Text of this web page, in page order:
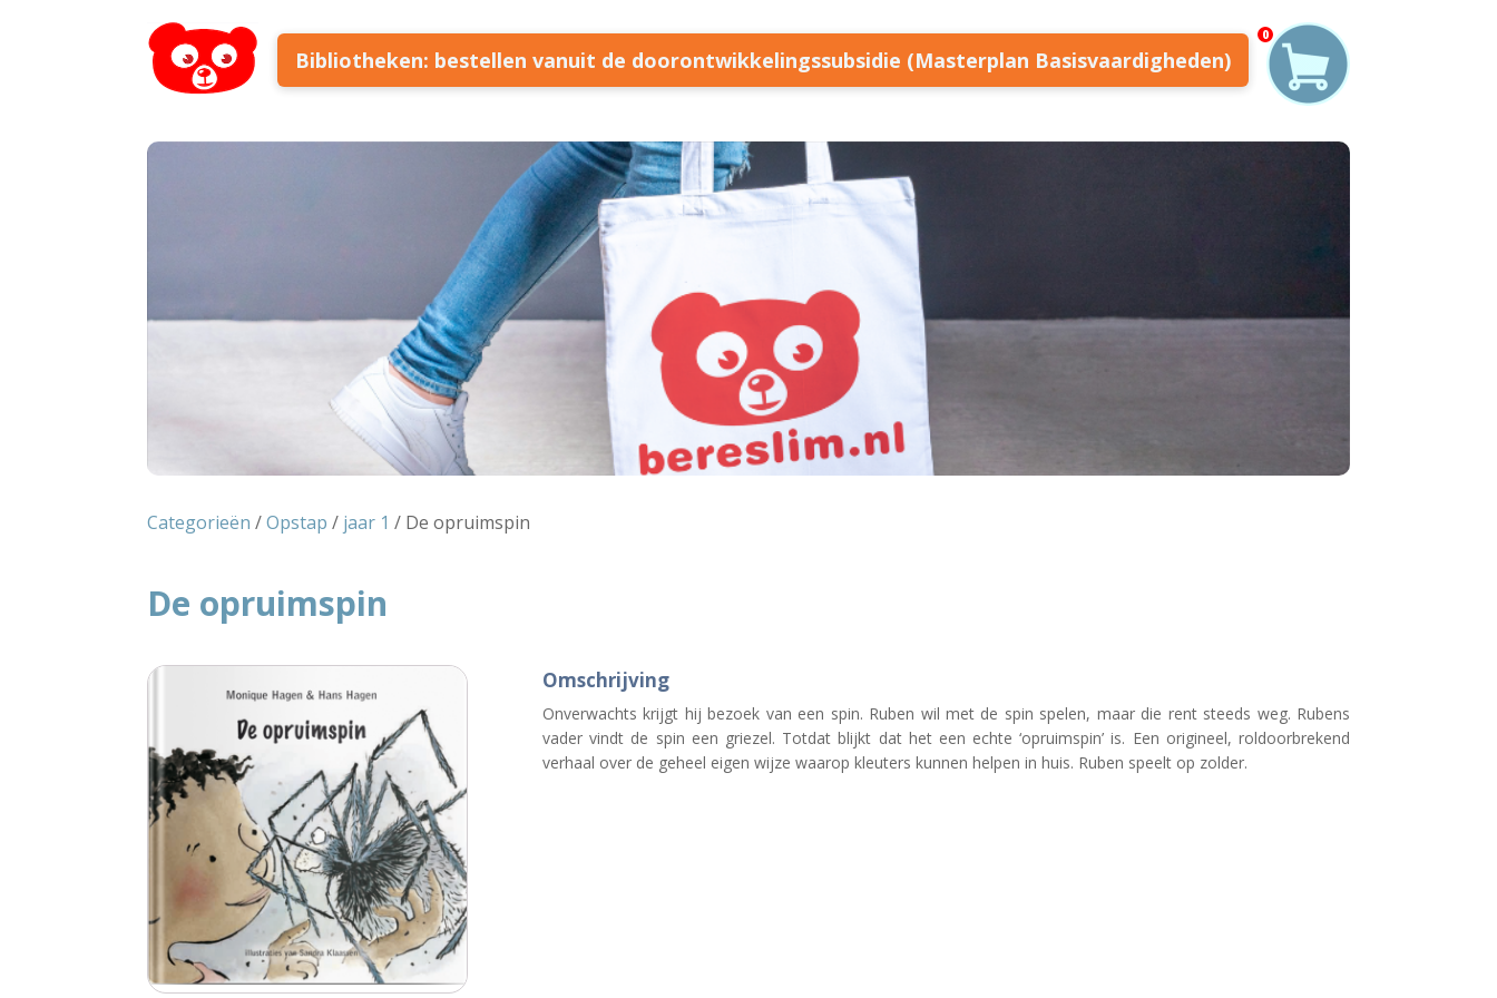
Bibliotheken: bestellen vanuit de doorontwikkelingssubsidie (Masterplan Basisvaardigheden)
0
Categorieën /Opstap / jaar 1 / De opruimspin
De opruimspin
Omschrijving
Onverwachts krijgt hij bezoek van een spin. Ruben wil met de spin spelen, maar die rent steeds weg. Rubens
vader vindt de spin een griezel. Totdat blijkt dat het een echte ‘opruimspin’ is. Een origineel, roldoorbrekend
verhaal over de geheel eigen wijze waarop kleuters kunnen helpen in huis. Ruben speelt op zolder.